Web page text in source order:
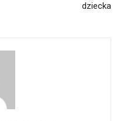
dziecka